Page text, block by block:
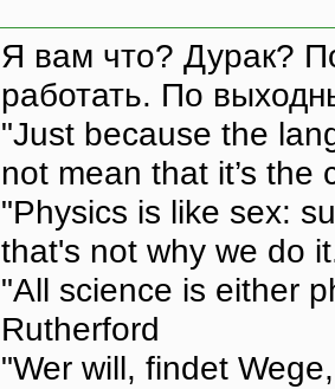
Я вам что? Дурак?
работать. По
"Just because the
not mean that it’s the
"Physics is like sex:
that's not why we do
"All science is either
Rutherford
"Wer will, findet